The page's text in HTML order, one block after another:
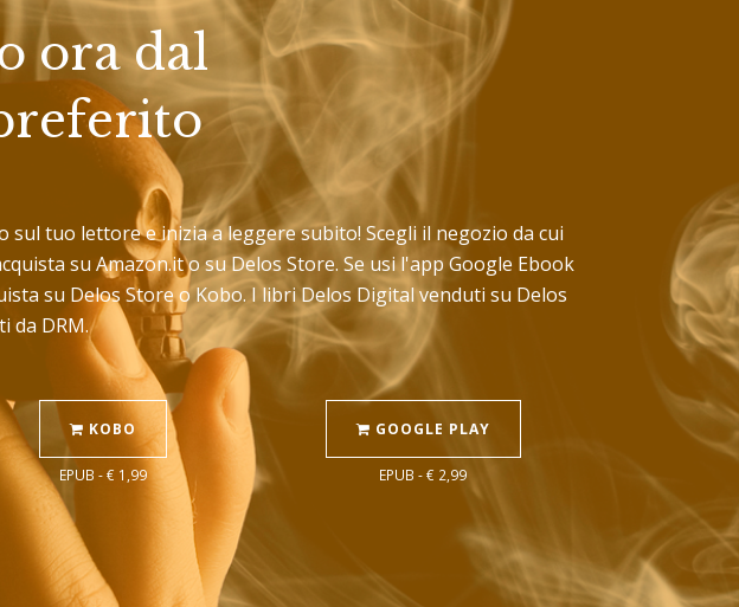
ora dal
sul tuo lettore e inizia a leggere subito! Scegli il negozio da cui
su Amazon.it o su Delos Store. Se usi l'app Google Ebook
su Delos Store o Kobo. I libri Delos Digital venduti su Delos
da DRM.
KOBO
EPUB - € 1,99
GOOGLE PLAY
EPUB - € 2,99